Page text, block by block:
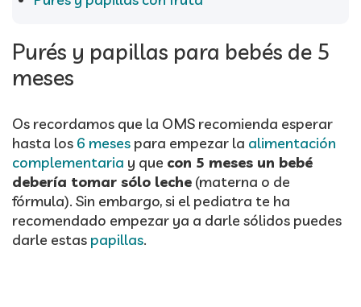
Purés y papillas para bebés de 5
meses
Os recordamos que la OMS recomienda esperar
hasta los 6 meses para empezar la alimentación
complementaria y que con 5 meses un bebé
debería tomar sólo leche (materna o de
fórmula). Sin embargo, si el pediatra te ha
recomendado empezar ya a darle sólidos puedes
darle estas papillas.